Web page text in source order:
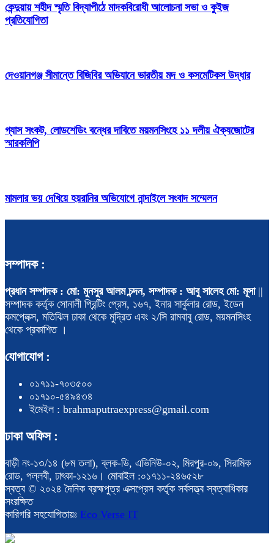
কেন্দুয়ায় শহীদ স্মৃতি বিদ্যাপীঠে মাদকবিরোধী আলোচনা সভা ও কুইজ
প্রতিযোগিতা
দেওয়ানগঞ্জ সীমান্তে বিজিবির অভিযানে ভারতীয় মদ ও কসমেটিকস উদ্ধার
গ্যাস সংকট, লোডশেডিং বন্ধের দাবিতে ময়মনসিংহে ১১ দলীয় ঐক্যজোটের
স্মারকলিপি
মামলার ভয় দেখিয়ে হয়রানির অভিযোগে নান্দাইলে সংবাদ সম্মেলন
সম্পাদক :
প্রধান সম্পাদক : মো: মুনসুর আলম চন্দন, সম্পাদক : আবু সালেহ মো: মূসা||
সম্পাদক কর্তৃক সোনালী প্রিন্টিং প্রেস, ১৬৭, ইনার সার্কুলার রোড, ইডেন
কমপ্লেক্স, মতিঝিল ঢাকা থেকে মুদ্রিত এবং ২/সি রামবাবু রোড, ময়মনসিংহ
থেকে প্রকাশিত ।
যোগাযোগ :
০১৭১১-৭০৩৫০০
০১৭১০-৫৪৯৪৩৪
ইমেইল : brahmaputraexpress@gmail.com
ঢাকা অফিস :
বাড়ী নং-১৩/১৪ (৮ম তলা), ব্লক-ডি, এভিনিউ-০২, মিরপুর-০৯, সিরামিক
রোড, পল্লবী, ঢাৎকা-১২১৬। মোবাইল :০১৭১১-২৪৬৫২৮
স্বত্ব © ২০২৪ দৈনিক ব্রহ্মপুত্র এক্সপ্রেস কর্তৃক সর্বসত্ত্ব স্বত্বাধিকার
সংরক্ষিত
কারিগরি সহযোগিতায়ঃ Eco Verse IT